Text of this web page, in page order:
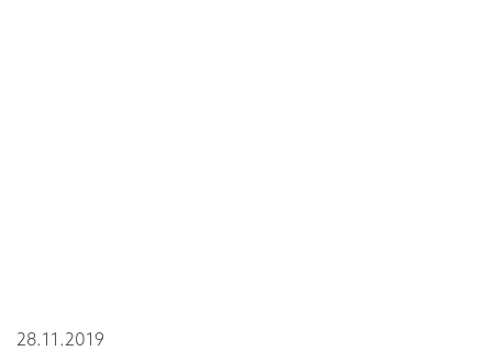
28.11.2019